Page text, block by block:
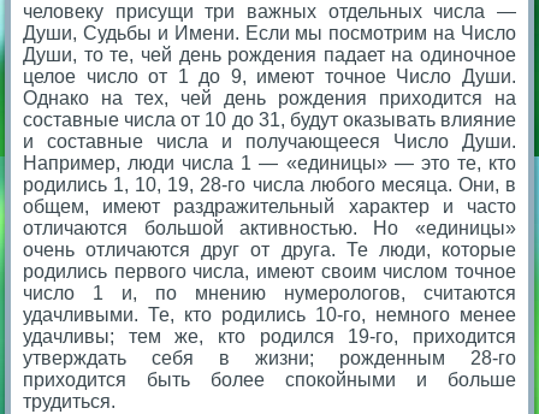
человеку присущи три важных отдельных числа —
Души, Судьбы и Имени. Если мы посмотрим на Число
Души, то те, чей день рождения падает на одиночное
целое число от 1 до 9, имеют точное Число Души.
Однако на тех, чей день рождения приходится на
составные числа от 10 до 31, будут оказывать влияние
и составные числа и получающееся Число Души.
Например, люди числа 1 — «единицы» — это те, кто
родились 1, 10, 19, 28-го числа любого месяца. Они, в
общем, имеют раздражительный характер и часто
отличаются большой активностью. Но «единицы»
очень отличаются друг от друга. Те люди, которые
родились первого числа, имеют своим числом точное
число 1 и, по мнению нумерологов, считаются
удачливыми. Те, кто родились 10-го, немного менее
удачливы; тем же, кто родился 19-го, приходится
утверждать себя в жизни; рожденным 28-го
приходится быть более спокойными и больше
трудиться.